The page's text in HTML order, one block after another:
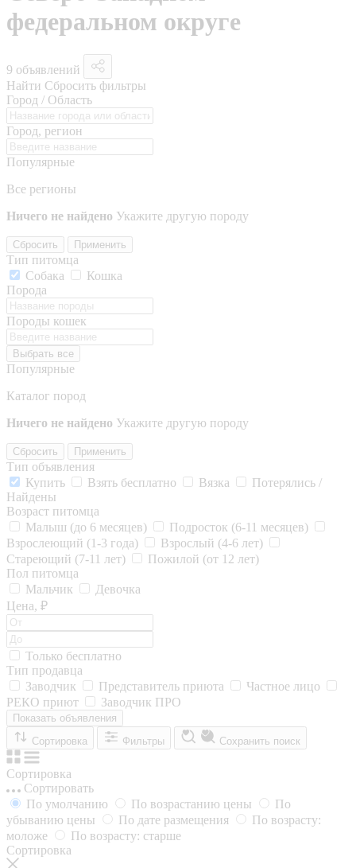
федеральном округе
9 объявлений
Найти Сбросить фильтры
Город / Область
Город, регион
Популярные
Все регионы
Ничего не найдено Укажите другую породу
Сбросить Применить
Тип питомца
Собака
Кошка
Порода
Породы кошек
Выбрать все
Популярные
Каталог пород
Ничего не найдено Укажите другую породу
Сбросить Применить
Тип объявления
Купить
Взять бесплатно Вязка
Потерялись /
Найдены
Возраст питомца
Малыш (до 6 месяцев)
Подросток (6-11 месяцев)
Взрослеющий (1-3 года)
Взрослый (4-6 лет)
Стареющий (7-11 лет)
Пожилой (от 12 лет)
Пол питомца
Мальчик
Девочка
Цена, ₽
Только бесплатно
Тип продавца
Заводчик
Представитель приюта
Частное лицо
РЕКО приют
Заводчик ПРО
Показать объявления
Сортировка
Фильтры Сохранить поиск
Сортировка
Сортировать
По умолчанию
По возрастанию цены
По
убыванию цены
По дате размещения
По возрасту:
моложе
По возрасту: старше
Сортировка